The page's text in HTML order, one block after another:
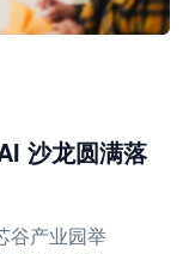
沙龙圆满落
谷产业园举